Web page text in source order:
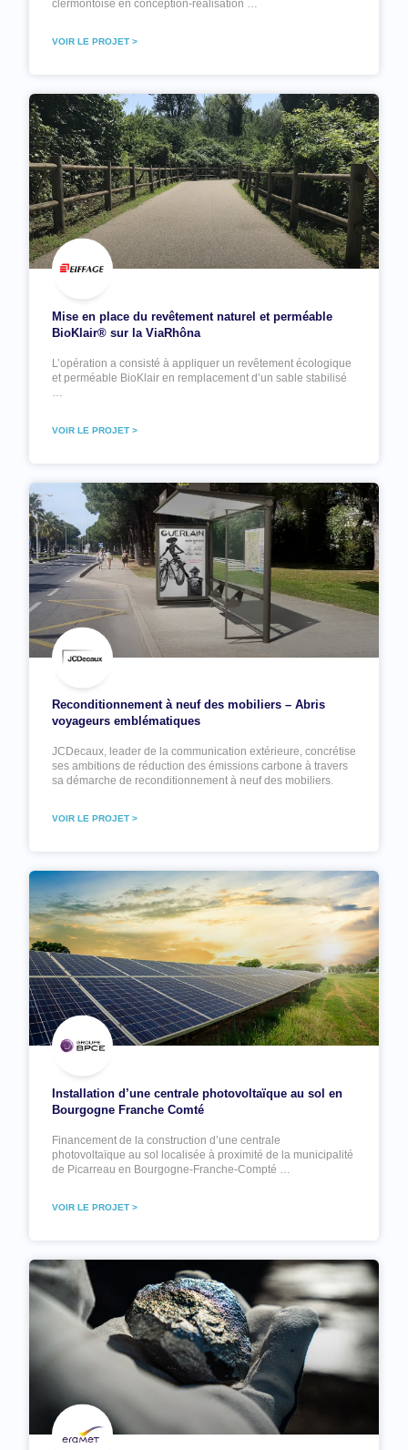
clermontoise en conception-réalisation …
VOIR LE PROJET >
Mise en place du revêtement naturel et perméable
BioKlair® sur la ViaRhôna
L’opération a consisté à appliquer un revêtement écologique
et perméable BioKlair en remplacement d’un sable stabilisé
VOIR LE PROJET >
Reconditionnement à neuf des mobiliers – Abris
voyageurs emblématiques
JCDecaux, leader de la communication extérieure, concrétise
ses ambitions de réduction des émissions carbone à travers
sa démarche de reconditionnement à neuf des mobiliers.
VOIR LE PROJET >
Installation d’une centrale photovoltaïque au sol en
Bourgogne Franche Comté
Financement de la construction d’une centrale
photovoltaïque au sol localisée à proximité de la municipalité
de Picarreau en Bourgogne-Franche-Compté …
VOIR LE PROJET >